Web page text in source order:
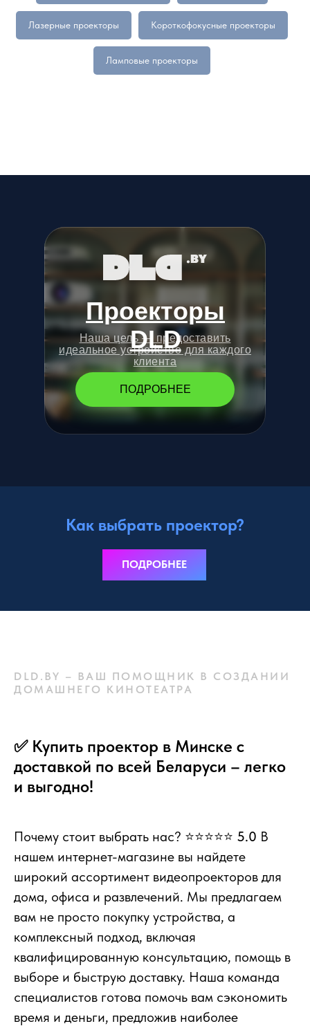
Лазерные проекторы Короткофокусные проекторы
Ламповые проекторы
ПОДРОБНЕЕ
Проекторы
DLD
Наша цель — предоставить
идеальное устройство для каждого
клиента
|
ПОДРОБНЕЕ
Как выбрать проектор?
DLD.BY – ВАШ ПОМОЩНИК В СОЗДАНИИ
ДОМАШНЕГО КИНОТЕАТРА
✅ Купить проектор в Минске с
доставкой по всей Беларуси – легко
и выгодно!
Почему стоит выбрать нас? ⭐⭐⭐⭐⭐ 5.0 В
нашем интернет-магазине вы найдете
широкий ассортимент видеопроекторов для
дома, офиса и развлечений. Мы предлагаем
вам не просто покупку устройства, а
комплексный подход, включая
квалифицированную консультацию, помощь в
выборе и быструю доставку. Наша команда
специалистов готова помочь вам сэкономить
время и деньги, предложив наиболее